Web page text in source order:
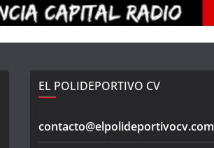
EL POLIDEPORTIVO CV
contacto@elpolideportivocv.com